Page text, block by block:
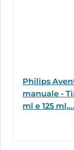
Philips
manuale -
ml e 125 ml,...